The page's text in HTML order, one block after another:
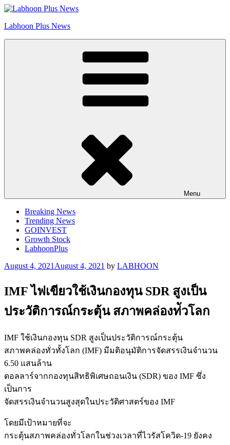
Skip
content
Labhoon Plus News
Menu
Breaking News
Trending News
GOINVEST
Growth Stock
LabhoonPlus
Posted
August 4, 2021 August 4, 2021 by LABHOON
IMF ไฟเขียวใช้เงินกองทุน SDR สูงเป็น
ประวัติการณ์กระตุ้น สภาพคล่องท่ัวโลก
IMF ใช้เงินกองทุน SDR สูงเป็นประวัติการณ์กระตุ้น
สภาพคล่องทั่วทั้งโลก (IMF) มีมติอนุมัติการจัดสรรเงินจำนวน
6.50 แสนล้าน
ดอลลาร์จากกองทุนสิทธิพิเศษถอนเงิน (SDR) ของ IMF ซึ่ง
เป็นการ
จัดสรรเงินจำนวนสูงสุดในประวัติศาสตร์ของ IMF
โดยมีเป้าหมายที่จะ
กระตุ้นสภาพคล่องทั่วโลกในช่วงเวลาที่ไวรัสโควิด-19 ยังคง